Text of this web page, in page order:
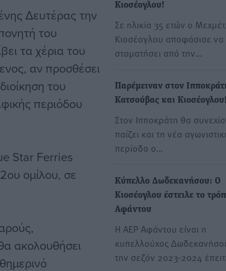
Δευτέρας την
του
τα χέρια του
αν προσθέσει
του
περιόδου
Star Ferries
ομίλου, σε
ακολουθήσει
Κιοσέογλου!
Σε ηλικία 35 ετών ο Μεχμέτ
Κιοσέογλου αποφάσισε να
σταματήσει από την…
Παρέμειναν στον
Κατσούβας και
Στον Ιπποκράτη θα
παίζει και τη νέα
περίοδο ο…
Κύπελλο Δωδεκανήσου: Ο
Κιοσέογλου έστειλε το
Αφάντου
Η ΑΕΡ Αφάντου είναι η
κυπελλούχος
την σεζόν 2023-2024